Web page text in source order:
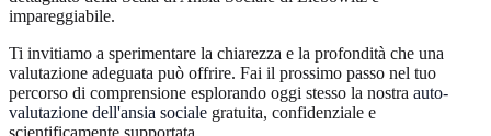
impareggiabile.
Ti invitiamo a sperimentare la chiarezza e la profondità che una
valutazione adeguata può offrire. Fai il prossimo passo nel tuo
percorso di comprensione esplorando oggi stesso la nostra auto-
valutazione dell'ansia sociale gratuita, confidenziale e
scientificamente supportata.